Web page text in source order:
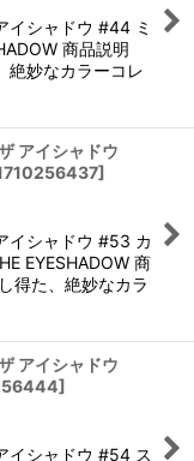
イシャドウ #44 ミ
商品説明
絶妙なカラーコレ
アイシャドウ
]
イシャドウ #53 カ
EYESHADOW 商
得た、絶妙なカラ
アイシャドウ
]
イシャドウ #54 ス